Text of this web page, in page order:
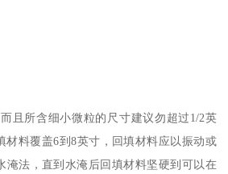
且所含细小微粒的尺寸建议勿超过1/2英
材料覆盖6到8英寸，回填材料应以振动或
淹法，直到水淹后回填材料坚硬到可以在